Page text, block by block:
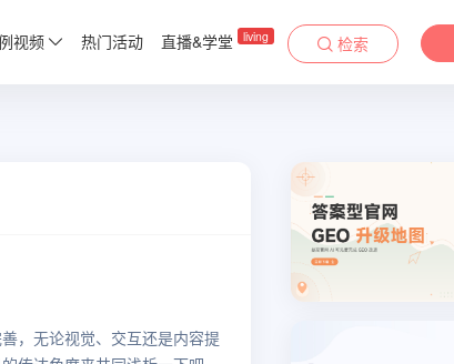
视频 热门活动 直播&学堂 living 检索
，无论视觉、交互还是内容提